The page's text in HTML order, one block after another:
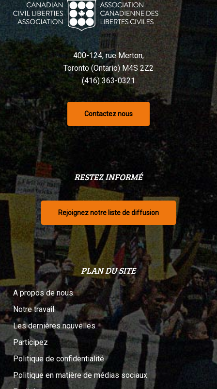
400-124, rue Merton,
Toronto (Ontario) M4S 2Z2
(416) 363-0321
Contactez nous
RESTEZ INFORMÉ
Rejoignez notre liste de diffusion
PLAN DU SITE
A propos de nous
Notre travail
Les dernières nouvelles
Participez
Politique de confidentialité
Politique en matière de médias sociaux